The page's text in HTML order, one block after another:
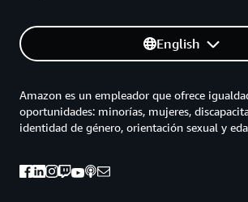
English
Amazon es un empleador que ofrece
oportunidades: minorías, mujeres,
identidad de género, orientación sexual y